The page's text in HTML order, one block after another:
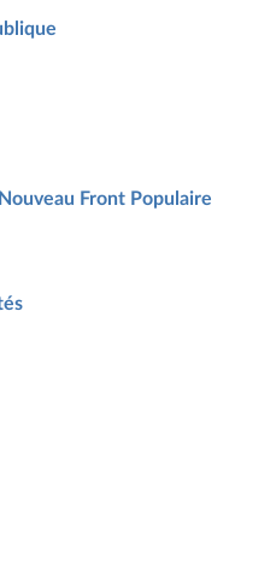
Front Populaire